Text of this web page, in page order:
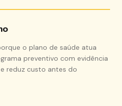
o plano de saúde atua
preventivo com evidência
reduz custo antes do